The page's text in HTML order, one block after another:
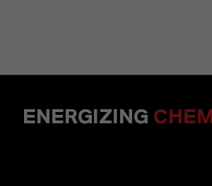
ENERGIZING